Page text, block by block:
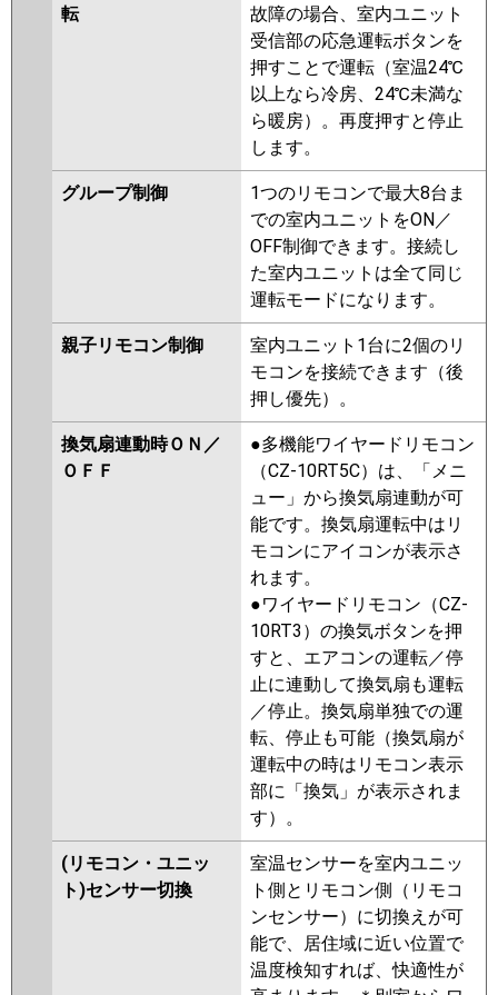
転
故障の場合、室内ユニット
受信部の応急運転ボタンを
押すことで運転（室温24℃
以上なら冷房、24℃未満な
ら暖房）。再度押すと停止
します。
グループ制御
1つのリモコンで最大8台ま
での室内ユニットをON／
OFF制御できます。接続し
た室内ユニットは全て同じ
運転モードになります。
親子リモコン制御
室内ユニット1台に2個のリ
モコンを接続できます（後
押し優先）。
換気扇連動時ＯＮ／
ＯＦＦ
●多機能ワイヤードリモコン
（CZ-10RT5C）は、「メニ
ュー」から換気扇連動が可
能です。換気扇運転中はリ
モコンにアイコンが表示さ
れます。
●ワイヤードリモコン（CZ-
10RT3）の換気ボタンを押
すと、エアコンの運転／停
止に連動して換気扇も運転
／停止。換気扇単独での運
転、停止も可能（換気扇が
運転中の時はリモコン表示
部に「換気」が表示されま
す）。
(リモコン・ユニッ
ト)センサー切換
室温センサーを室内ユニッ
ト側とリモコン側（リモコ
ンセンサー）に切換えが可
能で、居住域に近い位置で
温度検知すれば、快適性が